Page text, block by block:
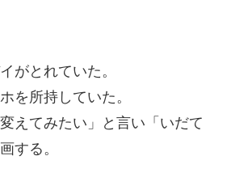
がとれていた。
を所持していた。
えてみたい」と言い「いだて
する。